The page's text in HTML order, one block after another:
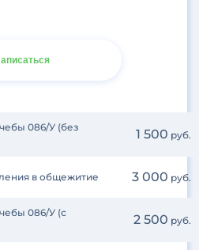
086/У (без
1 500 руб.
в общежитие 3 000 руб.
086/У (с
2 500 руб.